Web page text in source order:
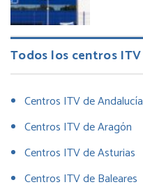
Todos los centros ITV
Centros ITV de Andalucía
Centros ITV de Aragón
Centros ITV de Asturias
Centros ITV de Baleares